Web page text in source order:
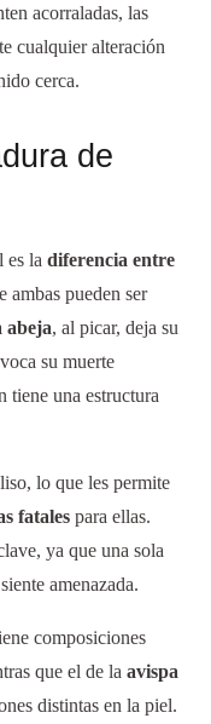
acorraladas, las
cualquier alteración
cerca.
de
es la diferencia entre
ambas pueden ser
abeja, al picar, deja su
su muerte
tiene una estructura
lo que les permite
fatales para ellas.
ya que una sola
amenazada.
composiciones
que el de la avispa
distintas en la piel.